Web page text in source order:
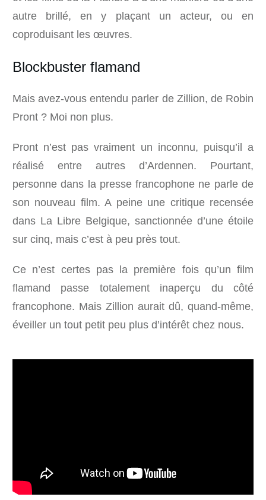
autre brillé, en y plaçant un acteur, ou en
coproduisant les œuvres.
Blockbuster flamand
Mais avez-vous entendu parler de Zillion, de Robin
Pront ? Moi non plus.
Pront n’est pas vraiment un inconnu, puisqu’il a
réalisé entre autres d’Ardennen. Pourtant,
personne dans la presse francophone ne parle de
son nouveau film. A peine une critique recensée
dans La Libre Belgique, sanctionnée d’une étoile
sur cinq, mais c’est à peu près tout.
Ce n’est certes pas la première fois qu’un film
flamand passe totalement inaperçu du côté
francophone. Mais Zillion aurait dû, quand-même,
éveiller un tout petit peu plus d’intérêt chez nous.